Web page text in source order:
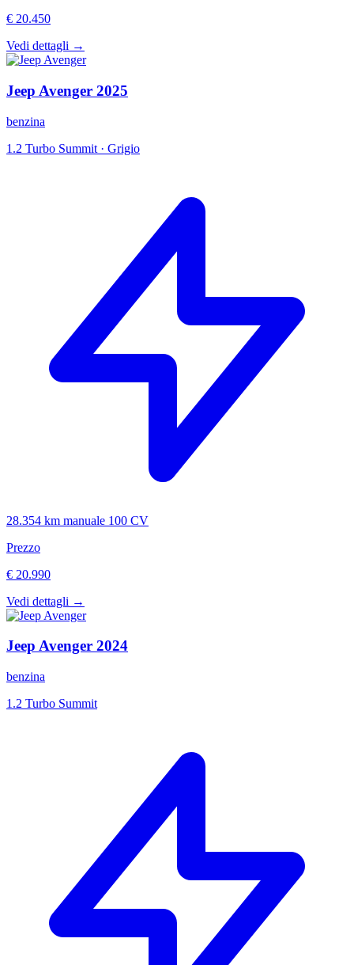
€ 20.450
Vedi dettagli →
Jeep Avenger 2025
benzina
1.2 Turbo Summit · Grigio
28.354 km manuale 100 CV
Prezzo
€ 20.990
Vedi dettagli →
Jeep Avenger 2024
benzina
1.2 Turbo Summit